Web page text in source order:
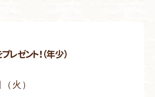
レゼント！（年少）
火）